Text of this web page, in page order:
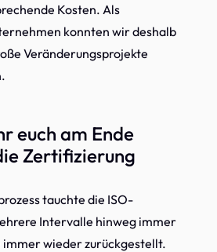
Kosten. Als
konnten wir deshalb
Veränderungsprojekte
euch am Ende
Zertifizierung
tauchte die ISO-
Intervalle hinweg immer
immer wieder zurückgestellt.